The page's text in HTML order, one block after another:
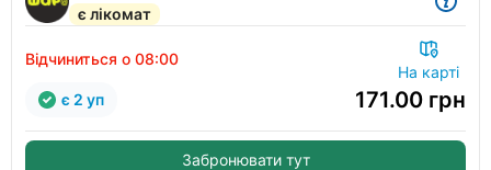
є лікомат
Відчиниться о 08:00
На карті
171.00 грн
є 2 уп
Забронювати тут